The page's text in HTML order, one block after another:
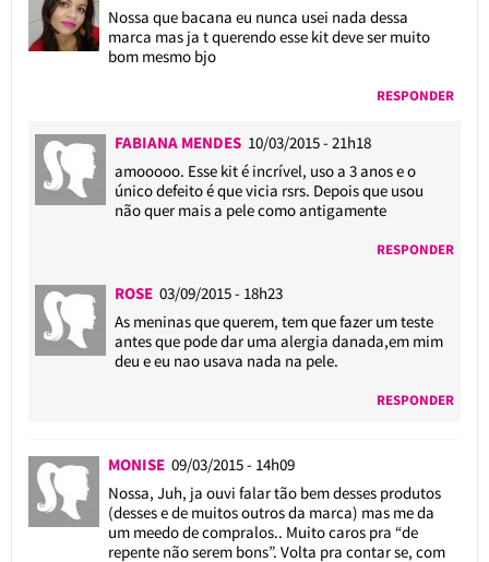
Nossa que bacana eu nunca usei nada dessa
marca mas ja t querendo esse kit deve ser muito
bom mesmo bjo
RESPONDER
FABIANA MENDES 10/03/2015 - 21h18
amooooo. Esse kit é incrível, uso a 3 anos e o
único defeito é que vicia rsrs. Depois que usou
não quer mais a pele como antigamente
RESPONDER
ROSE 03/09/2015 - 18h23
As meninas que querem, tem que fazer um teste
antes que pode dar uma alergia danada,em mim
deu e eu nao usava nada na pele.
RESPONDER
MONISE 09/03/2015 - 14h09
Nossa, Juh, ja ouvi falar tão bem desses produtos
(desses e de muitos outros da marca) mas me da
um meedo de compralos.. Muito caros pra “de
repente não serem bons”. Volta pra contar se, com